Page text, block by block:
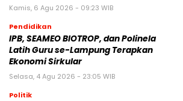
Kamis, 6 Agu 2026 - 09:23 WIB
Pendidikan
IPB, SEAMEO BIOTROP, dan Polinela
Latih Guru se-Lampung Terapkan
Ekonomi Sirkular
Selasa, 4 Agu 2026 - 23:05 WIB
Politik